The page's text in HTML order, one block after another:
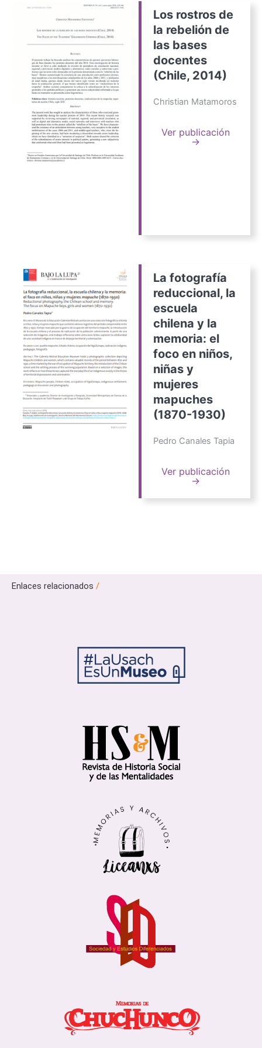
Los rostros de
la rebelión de
las bases
docentes
(Chile, 2014)
Christian Matamoros
Ver publicación
→
La fotografía
reduccional, la
escuela
chilena y la
memoria: el
foco en niños,
niñas y
mujeres
mapuches
(1870-1930)
Pedro Canales Tapia
Ver publicación
→
Enlaces relacionados /